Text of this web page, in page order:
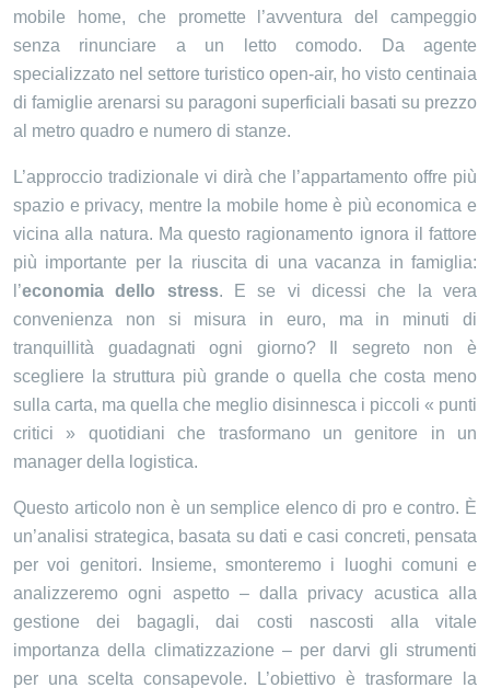
mobile home, che promette l’avventura del campeggio
senza rinunciare a un letto comodo. Da agente
specializzato nel settore turistico open-air, ho visto centinaia
di famiglie arenarsi su paragoni superficiali basati su prezzo
al metro quadro e numero di stanze.
L’approccio tradizionale vi dirà che l’appartamento offre più
spazio e privacy, mentre la mobile home è più economica e
vicina alla natura. Ma questo ragionamento ignora il fattore
più importante per la riuscita di una vacanza in famiglia:
l’economia dello stress. E se vi dicessi che la vera
convenienza non si misura in euro, ma in minuti di
tranquillità guadagnati ogni giorno? Il segreto non è
scegliere la struttura più grande o quella che costa meno
sulla carta, ma quella che meglio disinnesca i piccoli « punti
critici » quotidiani che trasformano un genitore in un
manager della logistica.
Questo articolo non è un semplice elenco di pro e contro. È
un’analisi strategica, basata su dati e casi concreti, pensata
per voi genitori. Insieme, smonteremo i luoghi comuni e
analizzeremo ogni aspetto – dalla privacy acustica alla
gestione dei bagagli, dai costi nascosti alla vitale
importanza della climatizzazione – per darvi gli strumenti
per una scelta consapevole. L’obiettivo è trasformare la